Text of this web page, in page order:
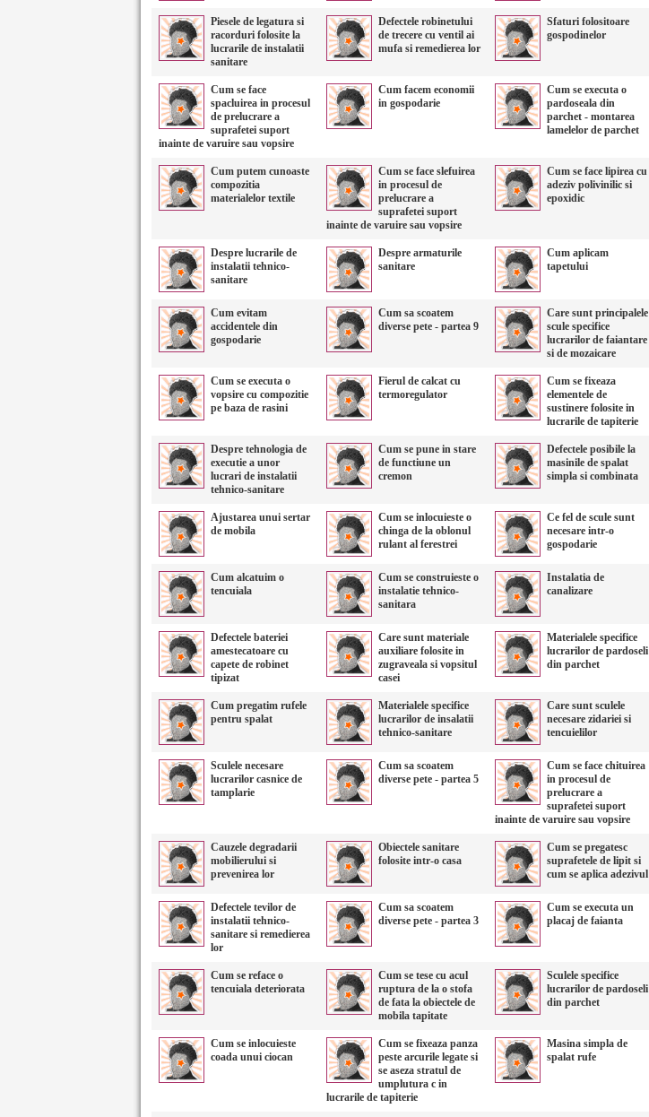
Piesele de legatura si
racorduri folosite la
lucrarile de instalatii
sanitare
Defectele robinetului
de trecere cu ventil ai
mufa si remedierea lor
Sfaturi folositoare
gospodinelor
Cum se face
spacluirea in procesul
de prelucrare a
suprafetei suport
inainte de varuire sau vopsire
Cum facem economii
in gospodarie
Cum se executa o
pardoseala din
parchet - montarea
lamelelor de parchet
Cum putem cunoaste
compozitia
materialelor textile
Cum se face slefuirea
in procesul de
prelucrare a
suprafetei suport
inainte de varuire sau vopsire
Cum se face lipirea cu
adeziv polivinilic si
epoxidic
Despre lucrarile de
instalatii tehnico-
sanitare
Despre armaturile
sanitare
Cum aplicam
tapetului
Cum evitam
accidentele din
gospodarie
Cum sa scoatem
diverse pete - partea 9
Care sunt principalele
scule specifice
lucrarilor de faiantare
si de mozaicare
Cum se executa o
vopsire cu compozitie
pe baza de rasini
Fierul de calcat cu
termoregulator
Cum se fixeaza
elementele de
sustinere folosite in
lucrarile de tapiterie
Despre tehnologia de
executie a unor
lucrari de instalatii
tehnico-sanitare
Cum se pune in stare
de functiune un
cremon
Defectele posibile la
masinile de spalat
simpla si combinata
Ajustarea unui sertar
de mobila
Cum se inlocuieste o
chinga de la oblonul
rulant al ferestrei
Ce fel de scule sunt
necesare intr-o
gospodarie
Cum alcatuim o
tencuiala
Cum se construieste o
instalatie tehnico-
sanitara
Instalatia de
canalizare
Defectele bateriei
amestecatoare cu
capete de robinet
tipizat
Care sunt materiale
auxiliare folosite in
zugraveala si vopsitul
casei
Materialele specifice
lucrarilor de pardoseli
din parchet
Cum pregatim rufele
pentru spalat
Materialele specifice
lucrarilor de insalatii
tehnico-sanitare
Care sunt sculele
necesare zidariei si
tencuielilor
Sculele necesare
lucrarilor casnice de
tamplarie
Cum sa scoatem
diverse pete - partea 5
Cum se face chituirea
in procesul de
prelucrare a
suprafetei suport
inainte de varuire sau vopsire
Cauzele degradarii
mobilierului si
prevenirea lor
Obiectele sanitare
folosite intr-o casa
Cum se pregatesc
suprafetele de lipit si
cum se aplica adezivul
Defectele tevilor de
instalatii tehnico-
sanitare si remedierea
lor
Cum sa scoatem
diverse pete - partea 3
Cum se executa un
placaj de faianta
Cum se reface o
tencuiala deteriorata
Cum se tese cu acul
ruptura de la o stofa
de fata la obiectele de
mobila tapitate
Sculele specifice
lucrarilor de pardoseli
din parchet
Cum se inlocuieste
coada unui ciocan
Cum se fixeaza panza
peste arcurile legate si
se aseza stratul de
umplutura c in
lucrarile de tapiterie
Masina simpla de
spalat rufe